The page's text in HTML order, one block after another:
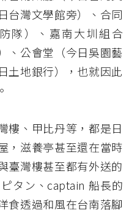
台灣文學館旁）、合同
隊）、嘉南大圳組合
、公會堂（今日吳園藝
土地銀行），也就因此
樓、甲比丹等，都是日
，滋養亭甚至還在當時
臺灣樓甚至都有外送的
タン、captain 船長的
食透過和風在台南落腳